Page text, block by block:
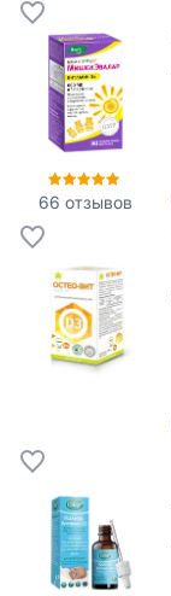
66 отзывов